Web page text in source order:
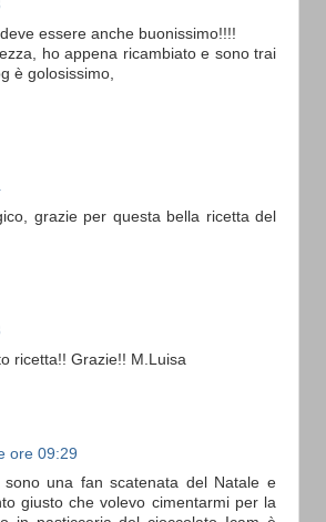
essere anche buonissimo!!!!
ho appena ricambiato e sono trai
è golosissimo,
grazie per questa bella ricetta del
ricetta!! Grazie!! M.Luisa
ore 09:29
una fan scatenata del Natale e
giusto che volevo cimentarmi per la